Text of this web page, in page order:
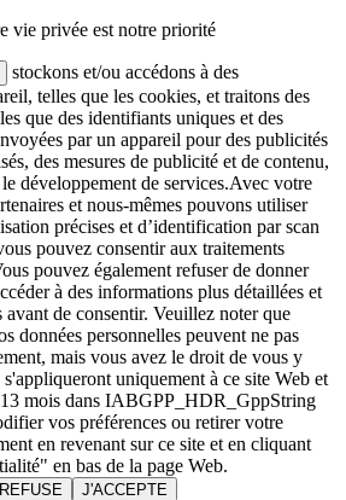
vie privée est notre priorité
stockons et/ou accédons à des
telles que les cookies, et traitons des
que des identifiants uniques et des
par un appareil pour des publicités
des mesures de publicité et de contenu,
développement de services.Avec votre
et nous-mêmes pouvons utiliser
précises et d’identification par scan
pouvez consentir aux traitements
pouvez également refuser de donner
à des informations plus détaillées et
de consentir. Veuillez noter que
données personnelles peuvent ne pas
mais vous avez le droit de vous y
uniquement à ce site Web et
13 mois dans IABGPP_HDR_GppString
vos préférences ou retirer votre
en revenant sur ce site et en cliquant
en bas de la page Web.
J'ACCEPTE